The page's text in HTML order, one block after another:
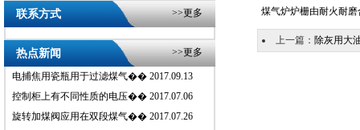
联系方式 >>更多
热点新闻 >>更多
电捕焦用瓷瓶用于过滤煤气�� 2017.09.13
控制柜上有不同性质的电压�� 2017.07.06
旋转加煤阀应用在双段煤气�� 2017.07.26
煤气炉炉栅由耐火耐磨
上一篇： 除灰用大